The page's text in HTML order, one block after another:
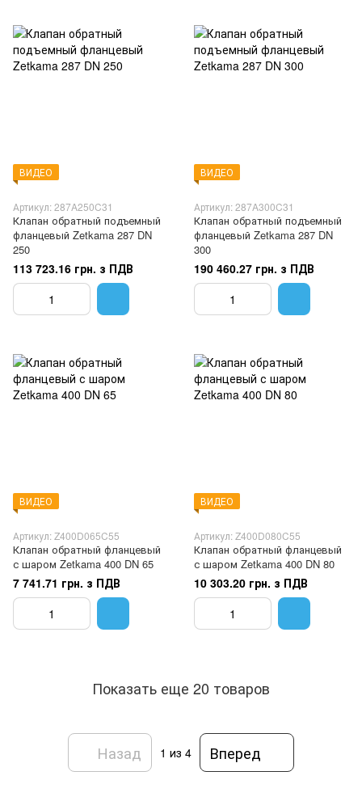
ВИДЕО
Артикул: 287A250C31
Клапан обратный подъемный
фланцевый Zetkama 287 DN
250
113 723.16 грн. з ПДВ
ВИДЕО
Артикул: 287A300C31
Клапан обратный подъемный
фланцевый Zetkama 287 DN
300
190 460.27 грн. з ПДВ
ВИДЕО
Артикул: Z400D065C55
Клапан обратный фланцевый
с шаром Zetkama 400 DN 65
7 741.71 грн. з ПДВ
ВИДЕО
Артикул: Z400D080C55
Клапан обратный фланцевый
с шаром Zetkama 400 DN 80
10 303.20 грн. з ПДВ
Показать еще 20 товаров
Назад 1 из 4 Вперед